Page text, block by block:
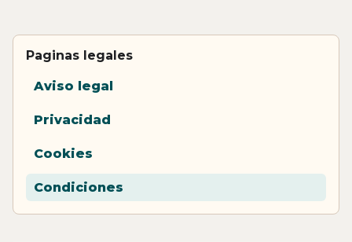
Paginas legales
Aviso legal
Privacidad
Cookies
Condiciones